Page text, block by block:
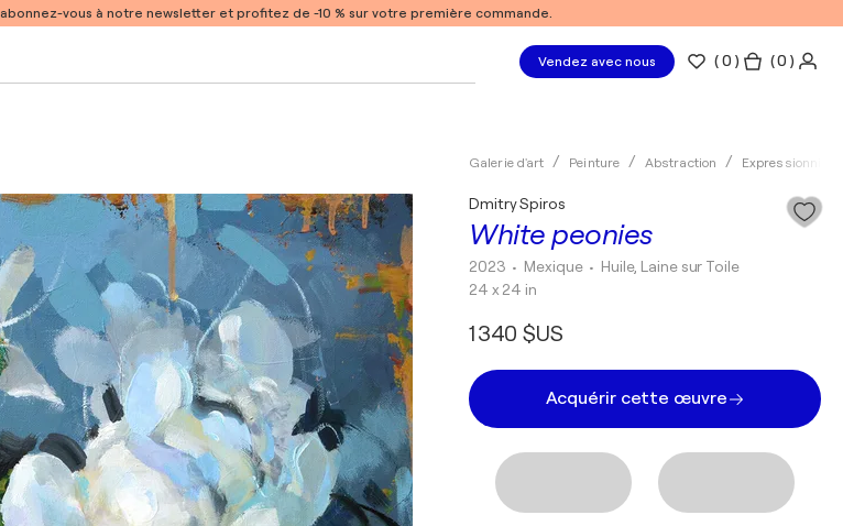
abonnez-vous à notre newsletter et profitez de -10 % sur votre première commande.
Vendez avec nous (0 ) ( 0 )
Galerie d'art Peinture Abstraction
White peonies
Dmitry Spiros
2023 • Mexique • Huile, Laine sur Toile
24 x 24 in
1 340 $US
Acquérir cette œuvre